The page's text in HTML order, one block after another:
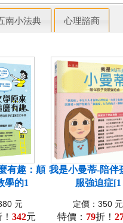
南小法典 心理諮商
有趣：顛
學的1
元
342元
我是小曼蒂-陪伴
服強迫症[1
定價：350 元
特價： 79折！